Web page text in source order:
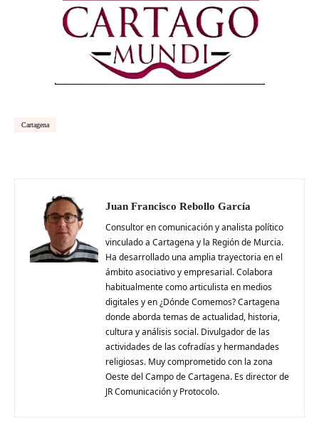
Cartagena
Juan Francisco Rebollo García
Consultor en comunicación y analista político
vinculado a Cartagena y la Región de Murcia.
Ha desarrollado una amplia trayectoria en el
ámbito asociativo y empresarial. Colabora
habitualmente como articulista en medios
digitales y en ¿Dónde Comemos? Cartagena
donde aborda temas de actualidad, historia,
cultura y análisis social. Divulgador de las
actividades de las cofradías y hermandades
religiosas. Muy comprometido con la zona
Oeste del Campo de Cartagena. Es director de
JR Comunicación y Protocolo.